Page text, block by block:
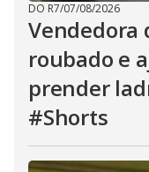
DO R7/07/08/2026
Vendedora
roubado e
prender
#Shorts